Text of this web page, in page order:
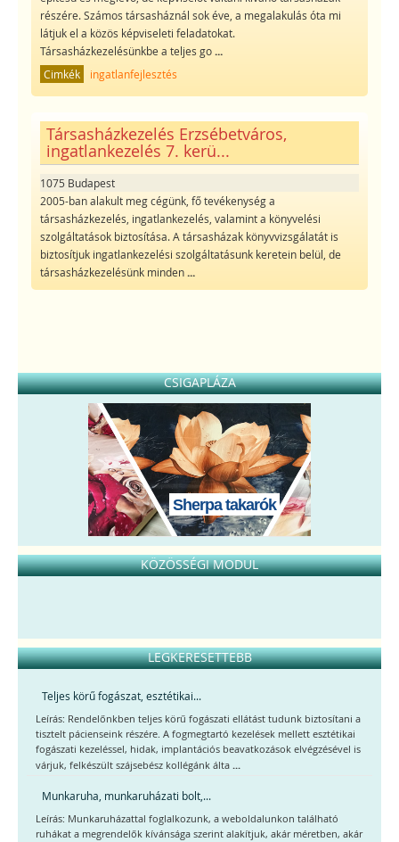
részére. Számos társasháznál sok éve, a megalakulás óta mi
látjuk el a közös képviseleti feladatokat.
Társasházkezelésünkbe a teljes go...
Cimkék ingatlanfejlesztés
Társasházkezelés Erzsébetváros,
ingatlankezelés 7. kerü...
1075 Budapest
2005-ban alakult meg cégünk, fő tevékenység a
társasházkezelés, ingatlankezelés, valamint a könyvelési
szolgáltatások biztosítása. A társasházak könyvvizsgálatát is
biztosítjuk ingatlankezelési szolgáltatásunk keretein belül, de
társasházkezelésünk minden...
CSIGAPLÁZA
Sherpa takarók
KÖZÖSSÉGI MODUL
LEGKERESETTEBB
Teljes körű fogászat, esztétikai...
Leírás: Rendelőnkben teljes körű fogászati ellátást tudunk biztosítani a
tisztelt pácienseink részére. A fogmegtartó kezelések mellett esztétikai
fogászati kezeléssel, hidak, implantációs beavatkozások elvégzésével is
várjuk, felkészült szájsebész kollégánk álta ...
Munkaruha, munkaruházati bolt,...
Leírás: Munkaruházattal foglalkozunk, a weboldalunkon található
ruhákat a megrendelők kívánsága szerint alakítjuk, akár méretben, akár